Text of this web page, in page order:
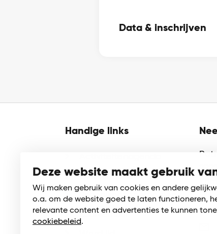
Deze website maakt gebruik
Wij maken gebruik van cookies en andere
o.a. om de website goed te laten functioneren,
relevante content en advertenties te kunnen
cookiebeleid.
Data & inschrijven
Handige links
Cultuurmenu
Schoolsporttoernooien
Zaalverhuur